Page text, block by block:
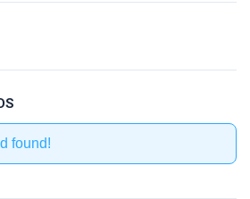
found!